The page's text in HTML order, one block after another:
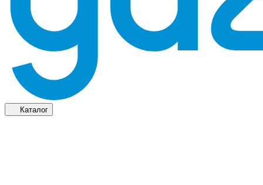
Каталог